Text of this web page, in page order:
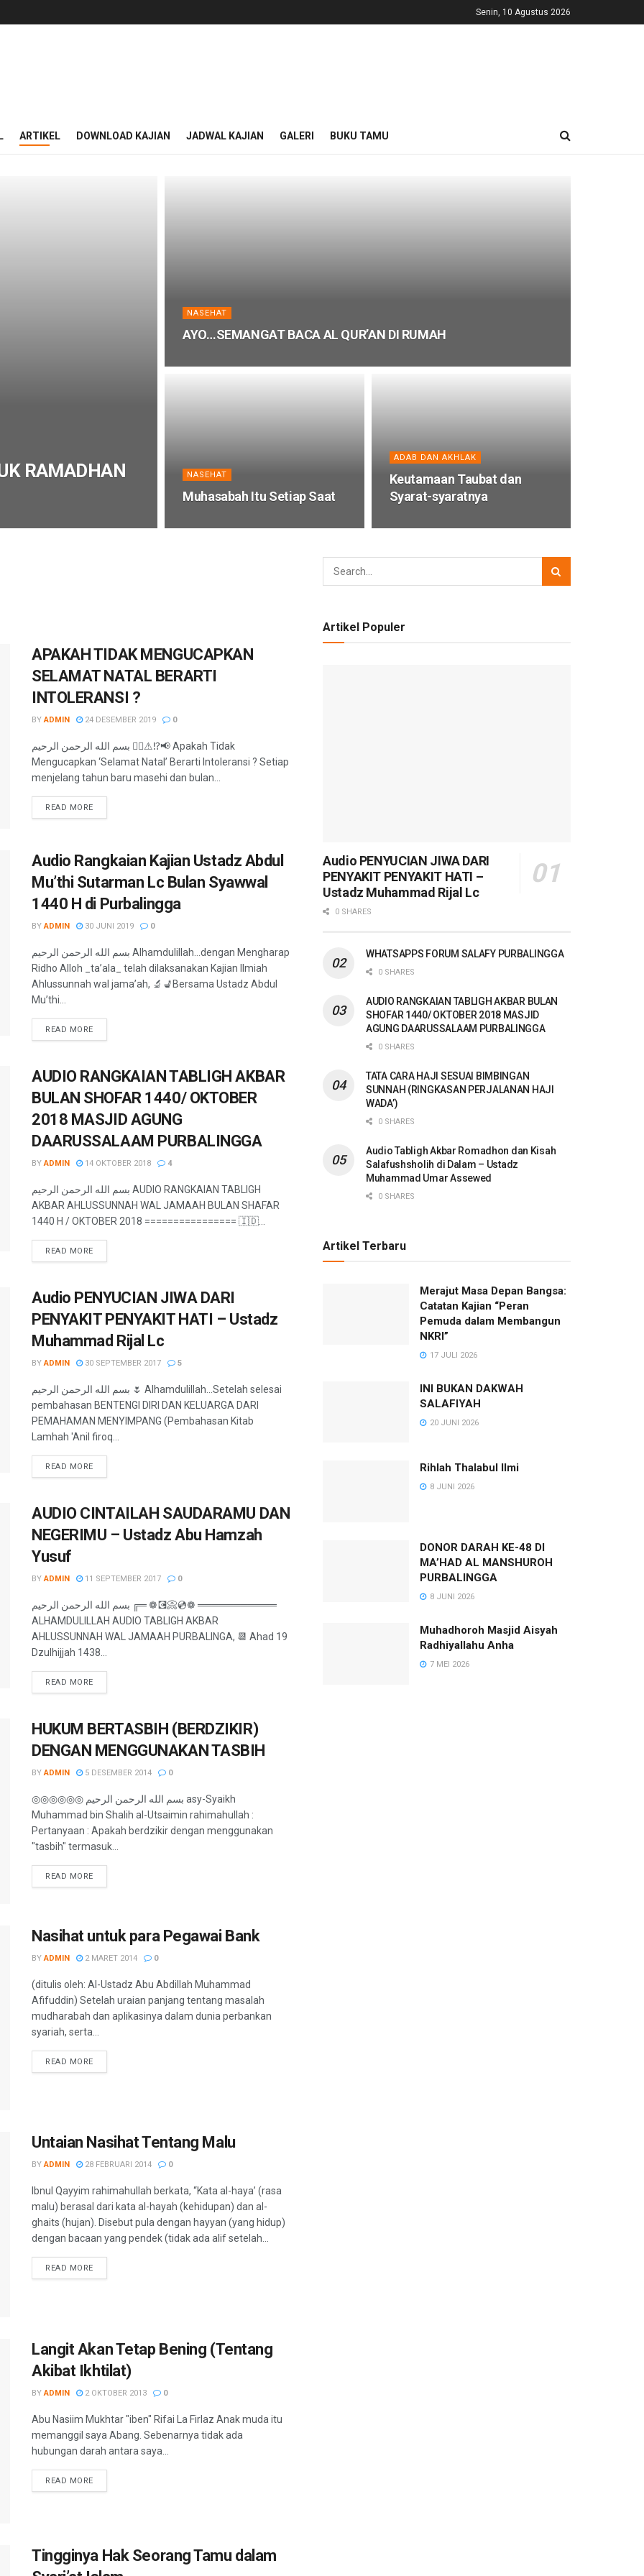
Senin, 10 Agustus 2026
ARTIKEL DOWNLOAD KAJIAN JADWAL KAJIAN GALERI BUKU TAMU
RAMADHAN
NASEHAT
AYO…SEMANGAT BACA AL QUR’AN DI RUMAH
NASEHAT
Muhasabah Itu Setiap Saat
ADAB DAN AKHLAK
Keutamaan Taubat dan
Syarat-syaratnya
APAKAH TIDAK MENGUCAPKAN
SELAMAT NATAL BERARTI
INTOLERANSI ?
BY ADMIN 24 DESEMBER 2019 0
بسم الله الرحمن الرحيم ✋🏻⚠⁉📢 Apakah Tidak
Mengucapkan ‘Selamat Natal’ Berarti Intoleransi ? Setiap
menjelang tahun baru masehi dan bulan...
READ MORE
Audio Rangkaian Kajian Ustadz Abdul
Mu’thi Sutarman Lc Bulan Syawwal
1440 H di Purbalingga
BY ADMIN 30 JUNI 2019 0
بسم الله الرحمن الرحيم Alhamdulillah…dengan Mengharap
Ridho Alloh _ta’ala_ telah dilaksanakan Kajian Ilmiah
Ahlussunnah wal jama’ah, 🔬💺Bersama Ustadz Abdul
Mu’thi...
READ MORE
AUDIO RANGKAIAN TABLIGH AKBAR
BULAN SHOFAR 1440/ OKTOBER
2018 MASJID AGUNG
DAARUSSALAAM PURBALINGGA
BY ADMIN 14 OKTOBER 2018 4
بسم الله الرحمن الرحيم AUDIO RANGKAIAN TABLIGH
AKBAR AHLUSSUNNAH WAL JAMAAH BULAN SHAFAR
1440 H / OKTOBER 2018 ================ 🇮🇩...
READ MORE
Audio PENYUCIAN JIWA DARI
PENYAKIT PENYAKIT HATI – Ustadz
Muhammad Rijal Lc
BY ADMIN 30 SEPTEMBER 2017 5
بسم الله الرحمن الرحيم 🌷 Alhamdulillah...Setelah selesai
pembahasan BENTENGI DIRI DAN KELUARGA DARI
PEMAHAMAN MENYIMPANG (Pembahasan Kitab
Lamhah 'Anil firoq...
READ MORE
AUDIO CINTAILAH SAUDARAMU DAN
NEGERIMU – Ustadz Abu Hamzah
Yusuf
BY ADMIN 11 SEPTEMBER 2017 0
بسم الله الرحمن الرحيم ╔═ ❁💽📀💿❁ ═══════════
ALHAMDULILLAH AUDIO TABLIGH AKBAR
AHLUSSUNNAH WAL JAMAAH PURBALINGA, 📆 Ahad 19
Dzulhijjah 1438...
READ MORE
HUKUM BERTASBIH (BERDZIKIR)
DENGAN MENGGUNAKAN TASBIH
BY ADMIN 5 DESEMBER 2014 0
◎◎◎◎◎◎ بسم الله الرحمن الرحيم asy-Syaikh
Muhammad bin Shalih al-Utsaimin rahimahullah :
Pertanyaan : Apakah berdzikir dengan menggunakan
"tasbih" termasuk...
READ MORE
Nasihat untuk para Pegawai Bank
BY ADMIN 2 MARET 2014 0
(ditulis oleh: Al-Ustadz Abu Abdillah Muhammad
Afifuddin) Setelah uraian panjang tentang masalah
mudharabah dan aplikasinya dalam dunia perbankan
syariah, serta...
READ MORE
Untaian Nasihat Tentang Malu
BY ADMIN 28 FEBRUARI 2014 0
Ibnul Qayyim rahimahullah berkata, “Kata al-haya’ (rasa
malu) berasal dari kata al-hayah (kehidupan) dan al-
ghaits (hujan). Disebut pula dengan hayyan (yang hidup)
dengan bacaan yang pendek (tidak ada alif setelah...
READ MORE
Langit Akan Tetap Bening (Tentang
Akibat Ikhtilat)
BY ADMIN 2 OKTOBER 2013 0
Abu Nasiim Mukhtar "iben" Rifai La Firlaz Anak muda itu
memanggil saya Abang. Sebenarnya tidak ada
hubungan darah antara saya...
READ MORE
Tingginya Hak Seorang Tamu dalam
Artikel Populer
Audio PENYUCIAN JIWA DARI
PENYAKIT PENYAKIT HATI –
Ustadz Muhammad Rijal Lc
0 SHARES
WHATSAPPS FORUM SALAFY PURBALINGGA
0 SHARES
AUDIO RANGKAIAN TABLIGH AKBAR BULAN
SHOFAR 1440/ OKTOBER 2018 MASJID
AGUNG DAARUSSALAAM PURBALINGGA
0 SHARES
TATA CARA HAJI SESUAI BIMBINGAN
SUNNAH (RINGKASAN PERJALANAN HAJI
WADA’)
0 SHARES
Audio Tabligh Akbar Romadhon dan Kisah
Salafushsholih di Dalam – Ustadz
Muhammad Umar Assewed
0 SHARES
Artikel Terbaru
Merajut Masa Depan Bangsa:
Catatan Kajian “Peran
Pemuda dalam Membangun
NKRI”
17 JULI 2026
INI BUKAN DAKWAH
SALAFIYAH
20 JUNI 2026
Rihlah Thalabul Ilmi
8 JUNI 2026
DONOR DARAH KE-48 DI
MA’HAD AL MANSHUROH
PURBALINGGA
8 JUNI 2026
Muhadhoroh Masjid Aisyah
Radhiyallahu Anha
7 MEI 2026